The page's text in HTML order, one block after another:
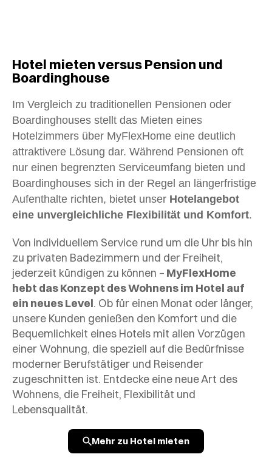
Hotel mieten versus Pension und
Boardinghouse
Im Vergleich zu traditionellen Pensionen oder
Boardinghouses stellt das Mieten eines
Hotelzimmers über MyFlexHome eine deutlich
attraktivere Lösung dar. Während Pensionen oft
nur einen begrenzten Serviceumfang bieten und
Boardinghouses sich in der Regel an längerfristige
Aufenthalte richten, bietet unser Hotelangebot
eine unvergleichliche Flexibilität und Komfort.
Von individuellem Service rund um die Uhr bis hin
zu privaten Badezimmern und der Freiheit,
jederzeit kündigen zu können – MyFlexHome
hebt das Konzept des Wohnens im Hotel auf
ein neues Level. Ob für einen Monat oder länger,
unsere Kunden genießen den Komfort und die
Bequemlichkeit eines Hotels mit allen Vorzügen
einer Wohnung, die speziell auf die Bedürfnisse
moderner Berufstätiger und Reisender
zugeschnitten ist. Entdecke eine neue Art des
Wohnens, die Freiheit, Flexibilität und
Lebensqualität.
Mehr zu Hotel mieten